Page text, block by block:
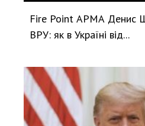
Fire Point АРМА Денис
ВРУ: як в Україні від...